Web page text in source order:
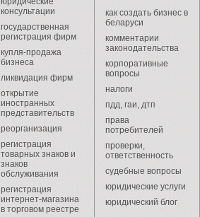
консультации
государственная
регистрация фирм
купля-продажа
бизнеса
ликвидация фирм
открытие
иностранных
представительств
реорганизация
регистрация
товарных знаков и
знаков
обслуживания
регистрация
интернет-магазина
в торговом реестре
как создать бизнес в
беларуси
комментарии
законодательства
корпоративные
вопросы
налоги
пдд, гаи, дтп
права
потребителей
проверки,
ответственность
судебные вопросы
юридические услуги
юридический блог